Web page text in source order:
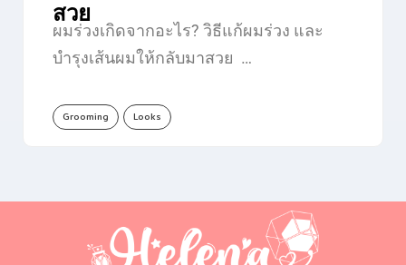
สวย
ผมร่วงเกิดจากอะไร? วิธีแก้ผมร่วง และ
บำรุงเส้นผมให้กลับมาสวย …
Grooming Looks